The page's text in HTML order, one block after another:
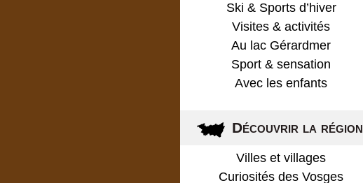
Ski & Sports d’hiver
Visites & activités
Au lac Gérardmer
Sport & sensation
Avec les enfants
Découvrir la région
Villes et villages
Curiosités des Vosges